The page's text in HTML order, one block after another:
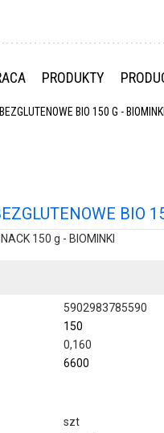
PRODUKTY
BIO 150 G - BIOMINKI
BIO
150 g - BIOMINKI
5902983785590
150
0,160
6600
szt